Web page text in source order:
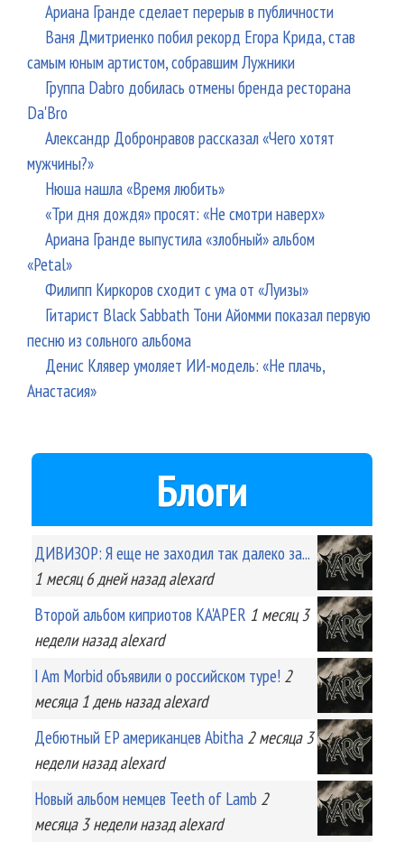
Ариана Гранде сделает перерыв в публичности
Ваня Дмитриенко побил рекорд Егора Крида, став
самым юным артистом, собравшим Лужники
Группа Dabro добилась отмены бренда ресторана
Da'Bro
Александр Добронравов рассказал «Чего хотят
мужчины?»
Нюша нашла «Время любить»
«Три дня дождя» просят: «Не смотри наверх»
Ариана Гранде выпустила «злобный» альбом
«Petal»
Филипп Киркоров сходит с ума от «Луизы»
Гитарист Black Sabbath Тони Айомми показал первую
песню из сольного альбома
Денис Клявер умоляет ИИ-модель: «Не плачь,
Анастасия»
Блоги
ДИВИЗОР: Я еще не заходил так далеко за...
1 месяц 6 днейназад alexard
Второй альбом киприотов KA'APER 1 месяц 3
неделиназад alexard
I Am Morbid объявили о российском туре! 2
месяца 1 деньназад alexard
Дебютный EP американцев Abitha 2 месяца 3
неделиназад alexard
Новый альбом немцев Teeth of Lamb 2
месяца 3 неделиназад alexard